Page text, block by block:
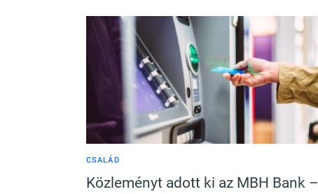
CSALÁD
Közleményt adott ki az MBH Bank –